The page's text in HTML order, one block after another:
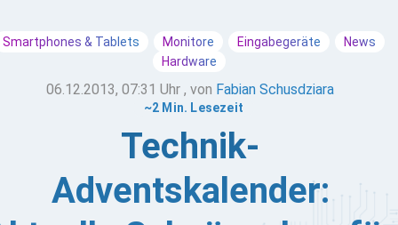
Smartphones & Tablets Monitore Eingabegeräte
News
Hardware
06.12.2013, 07:31 Uhr , von Fabian Schusdziara
~2 Min. Lesezeit
Technik-
Adventskalender: